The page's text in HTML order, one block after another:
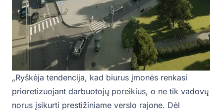
„Ryškėja tendencija, kad biurus įmonės renkasi
prioretizuojant darbuotojų poreikius, o ne tik vadovų
norus įsikurti prestižiniame verslo rajone. Dėl